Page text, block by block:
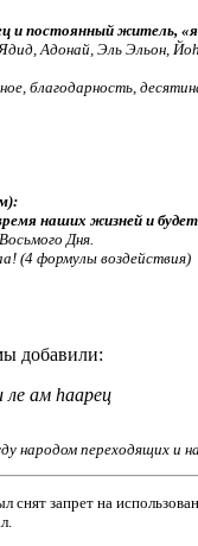
и постоянный житель,
Адонай, Эль Эльон,
благодарность,
наших жизней и
Дня.
(4 формулы воздействия)
добавили:
ле ам hаарец
народом переходящих и
снят запрет на